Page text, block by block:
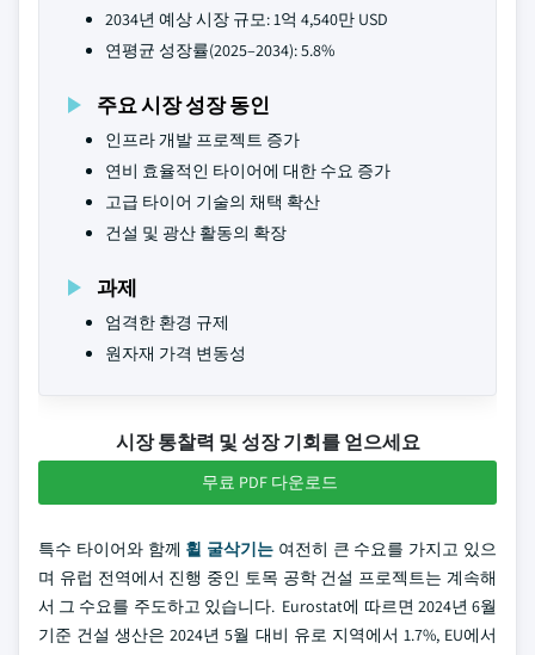
2034년 예상 시장 규모: 1억 4,540만 USD
연평균 성장률(2025–2034): 5.8%
주요 시장 성장 동인
인프라 개발 프로젝트 증가
연비 효율적인 타이어에 대한 수요 증가
고급 타이어 기술의 채택 확산
건설 및 광산 활동의 확장
과제
엄격한 환경 규제
원자재 가격 변동성
시장 통찰력 및 성장 기회를 얻으세요
무료 PDF 다운로드
특수 타이어와 함께 휠 굴삭기는 여전히 큰 수요를 가지고 있으
며 유럽 전역에서 진행 중인 토목 공학 건설 프로젝트는 계속해
서 그 수요를 주도하고 있습니다. Eurostat에 따르면 2024년 6월
기준 건설 생산은 2024년 5월 대비 유로 지역에서 1.7%, EU에서